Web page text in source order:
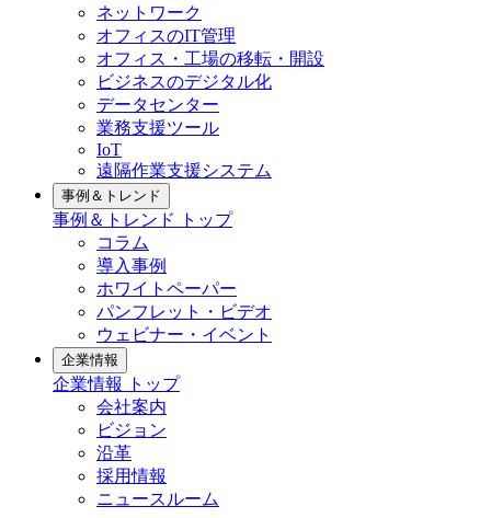
ネットワーク
オフィスのIT管理
オフィス・工場の移転・開設
ビジネスのデジタル化
データセンター
業務支援ツール
IoT
遠隔作業支援システム
事例＆トレンド
事例＆トレンド トップ
コラム
導入事例
ホワイトペーパー
パンフレット・ビデオ
ウェビナー・イベント
企業情報
企業情報 トップ
会社案内
ビジョン
沿革
採用情報
ニュースルーム